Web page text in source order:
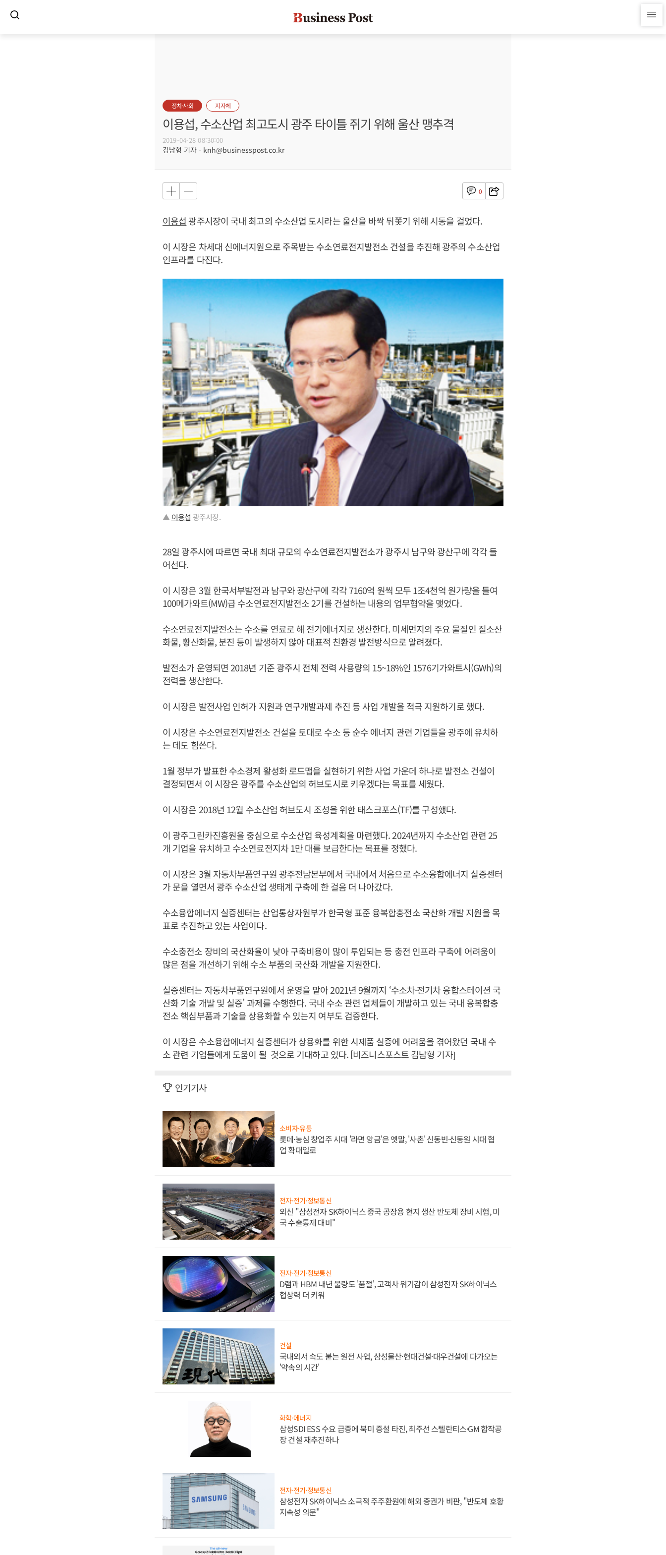
정치·사회 지자체
이용섭, 수소산업 최고도시 광주 타이틀 쥐기 위해 울산 맹추격
2019-04-28 08:30:00
김남형 기자 - knh@businesspost.co.kr
0
이용섭광주시장이 국내 최고의 수소산업 도시라는 울산을 바싹 뒤쫓기 위해 시동을 걸었다.
이 시장은 차세대 신에너지원으로 주목받는 수소연료전지발전소 건설을 추진해 광주의 수소산업
인프라를 다진다.
▲ 이용섭 광주시장.
28일 광주시에 따르면 국내 최대 규모의 수소연료전지발전소가 광주시 남구와 광산구에 각각 들
어선다.
이 시장은 3월 한국서부발전과 남구와 광산구에 각각 7160억 원씩 모두 1조4천억 원가량을 들여
100메가와트(MW)급 수소연료전지발전소 2기를 건설하는 내용의 업무협약을 맺었다.
수소연료전지발전소는 수소를 연료로 해 전기에너지로 생산한다. 미세먼지의 주요 물질인 질소산
화물, 황산화물, 분진 등이 발생하지 않아 대표적 친환경 발전방식으로 알려졌다.
발전소가 운영되면 2018년 기준 광주시 전체 전력 사용량의 15~18%인 1576기가와트시(GWh)의
전력을 생산한다.
이 시장은 발전사업 인허가 지원과 연구개발과제 추진 등 사업 개발을 적극 지원하기로 했다.
이 시장은 수소연료전지발전소 건설을 토대로 수소 등 순수 에너지 관련 기업들을 광주에 유치하
는 데도 힘쓴다.
1월 정부가 발표한 수소경제 활성화 로드맵을 실현하기 위한 사업 가운데 하나로 발전소 건설이
결정되면서 이 시장은 광주를 수소산업의 허브도시로 키우겠다는 목표를 세웠다.
이 시장은 2018년 12월 수소산업 허브도시 조성을 위한 태스크포스(TF)를 구성했다.
이 광주그린카진흥원을 중심으로 수소산업 육성계획을 마련했다. 2024년까지 수소산업 관련 25
개 기업을 유치하고 수소연료전지차 1만 대를 보급한다는 목표를 정했다.
이 시장은 3월 자동차부품연구원 광주전남본부에서 국내에서 처음으로 수소융합에너지 실증센터
가 문을 열면서 광주 수소산업 생태계 구축에 한 걸음 더 나아갔다.
수소융합에너지 실증센터는 산업통상자원부가 한국형 표준 융복합충전소 국산화 개발 지원을 목
표로 추진하고 있는 사업이다.
수소충전소 장비의 국산화율이 낮아 구축비용이 많이 투입되는 등 충전 인프라 구축에 어려움이
많은 점을 개선하기 위해 수소 부품의 국산화 개발을 지원한다.
실증센터는 자동차부품연구원에서 운영을 맡아 2021년 9월까지 ‘수소차·전기차 융합스테이션 국
산화 기술 개발 및 실증’ 과제를 수행한다. 국내 수소 관련 업체들이 개발하고 있는 국내 융복합충
전소 핵심부품과 기술을 상용화할 수 있는지 여부도 검증한다.
이 시장은 수소융합에너지 실증센터가 상용화를 위한 시제품 실증에 어려움을 겪어왔던 국내 수
소 관련 기업들에게 도움이 될 것으로 기대하고 있다. [비즈니스포스트 김남형 기자]
인기기사
소비자·유통
롯데·농심 창업주 시대 '라면 앙금'은 옛말, '사촌' 신동빈·신동원 시대 협
업 확대일로
전자·전기·정보통신
외신 "삼성전자 SK하이닉스 중국 공장용 현지 생산 반도체 장비 시험, 미
국 수출통제 대비"
전자·전기·정보통신
D램과 HBM 내년 물량도 '품절', 고객사 위기감이 삼성전자 SK하이닉스
협상력 더 키워
건설
국내외서 속도 붙는 원전 사업, 삼성물산·현대건설·대우건설에 다가오는
'약속의 시간'
화학·에너지
삼성SDI ESS 수요 급증에 북미 증설 타진, 최주선 스텔란티스·GM 합작공
장 건설 재추진하나
전자·전기·정보통신
삼성전자 SK하이닉스 소극적 주주환원에 해외 증권가 비판, "반도체 호황
지속성 의문"